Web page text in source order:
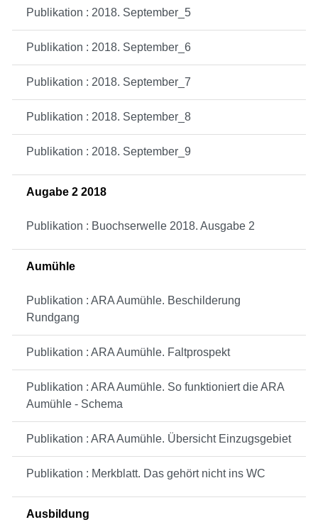
Publikation : 2018. September_5
Publikation : 2018. September_6
Publikation : 2018. September_7
Publikation : 2018. September_8
Publikation : 2018. September_9
Augabe 2 2018
Publikation : Buochserwelle 2018. Ausgabe 2
Aumühle
Publikation : ARA Aumühle. Beschilderung
Rundgang
Publikation : ARA Aumühle. Faltprospekt
Publikation : ARA Aumühle. So funktioniert die ARA
Aumühle - Schema
Publikation : ARA Aumühle. Übersicht Einzugsgebiet
Publikation : Merkblatt. Das gehört nicht ins WC
Ausbildung